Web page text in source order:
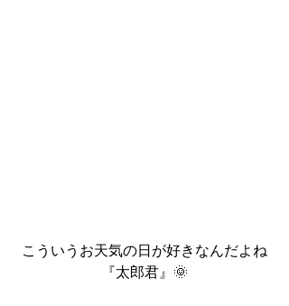
こういうお天気の日が好きなんだよね
『太郎君』🌞